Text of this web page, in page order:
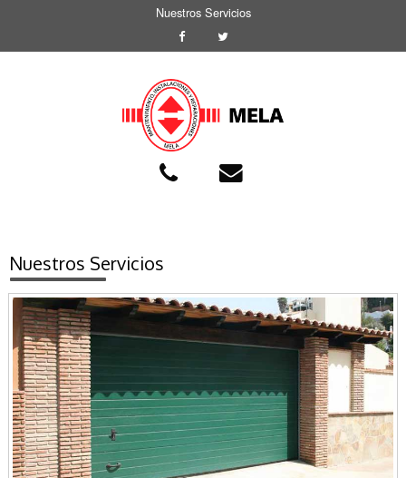
Nuestros Servicios
Nuestros Servicios